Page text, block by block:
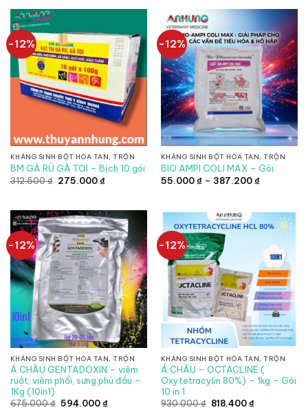
đến 330.000 ₫
-12%
KHÁNG SINH BỘT HÒA TAN, TRỘN
BM GÀ RÙ GÀ TOI – Bịch 10 gói
312.500₫ Giá
gốc
275.000₫Giá
hiện
275.000 ₫.
-12%
KHÁNG SINH BỘT HÒA TAN, TRỘN
BIO AMPI COLI MAX – Gói
55.000₫ – 387.200₫Khoảng
giá:
đến
387.200 ₫
-12%
KHÁNG SINH BỘT HÒA TAN, TRỘN
Á CHÂU GENTADOXIN – viêm
ruột, viêm phổi, sưng phù đầu –
1Kg (10in1)
675.000₫ Giá
594.000₫Giá
-12%
KHÁNG SINH BỘT HÒA TAN, TRỘN
Á CHÂU – OCTACLINE (
Oxytetracylin 80%) – 1kg – Gói
10 in 1
930.000₫ Giá
818.400₫Giá